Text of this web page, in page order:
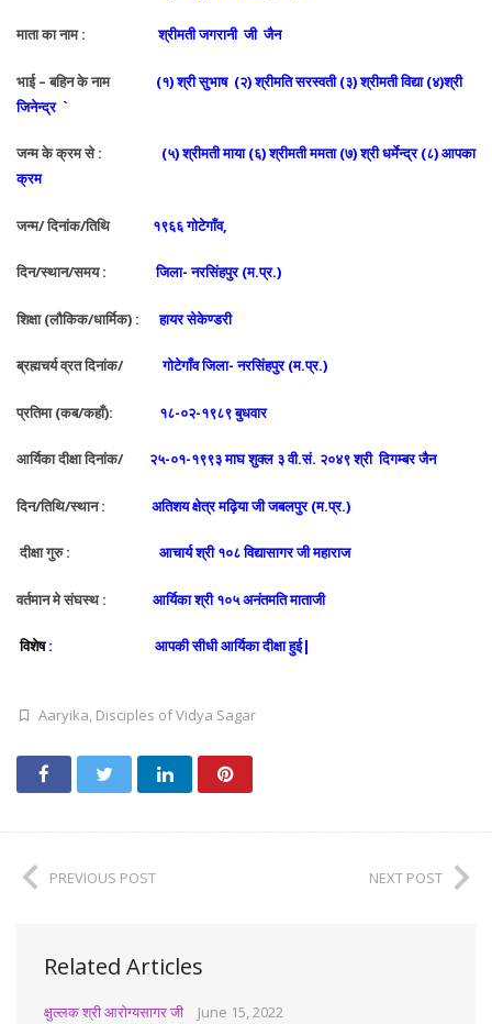
माता का नाम :श्रीमती जगरानी जी जैन
भाई – बहिन के नाम
(१) श्री सुभाष (२) श्रीमति सरस्वती (३) श्रीमती विद्या (४)श्री
जिनेन्द्र `
जन्म के क्रम से : (५) श्रीमती माया (६) श्रीमती ममता (७) श्री धर्मेन्द्र (८) आपका
क्रम
जन्म/ दिनांक/तिथि १९६६ गोटेगाँव,
दिन/स्थान/समय :जिला- नरसिंहपुर (म.प्र.)
शिक्षा (लौकिक/धार्मिक) :हायर सेकेण्डरी
ब्रह्मचर्य व्रत दिनांक/ गोटेगाँव जिला- नरसिंहपुर (म.प्र.)
प्रतिमा (कब/कहाँ): १८-०२-१९८९ बुधवार
आर्यिका दीक्षा दिनांक/ २५-०१-१९९३ माघ शुक्ल ३ वी.सं. २०४९ श्री दिगम्बर जैन
दिन/तिथि/स्थान : अतिशय क्षेत्र मढ़िया जी जबलपुर (म.प्र.)
दीक्षा गुरु : आचार्य श्री १०८ विद्यासागर जी महाराज
वर्तमान मे संघस्थ : आर्यिका श्री १०५ अनंतमति माताजी
विशेष: आपकी सीधी आर्यिका दीक्षा हुई|
Aaryika, Disciples of Vidya Sagar
PREVIOUS POST NEXT POST
Related Articles
क्षुल्लक श्री आरोग्यसागर जी June 15, 2022